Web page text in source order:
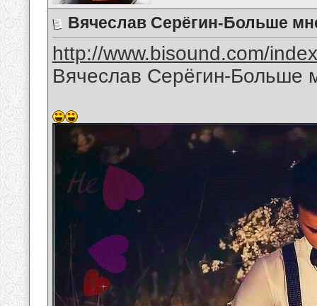
Вячеслав Серёгин-Больше
http://www.bisound.com/
Вячеслав Серёгин-Больше